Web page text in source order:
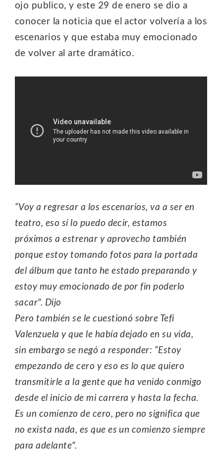
ojo publico, y este 29 de enero se dio a
conocer la noticia que el actor volvería a los
escenarios y que estaba muy emocionado
de volver al arte dramático.
“Voy a regresar a los escenarios, va a ser en
teatro, eso sí lo puedo decir, estamos
próximos a estrenar y aprovecho también
porque estoy tomando fotos para la portada
del álbum que tanto he estado preparando y
estoy muy emocionado de por fin poderlo
sacar". Dijo
Pero también se le cuestionó sobre Tefi
Valenzuela y que le había dejado en su vida,
sin embargo se negó a responder: “Estoy
empezando de cero y eso es lo que quiero
transmitirle a la gente que ha venido conmigo
desde el inicio de mi carrera y hasta la fecha.
Es un comienzo de cero, pero no significa que
no exista nada, es que es un comienzo siempre
para adelante".